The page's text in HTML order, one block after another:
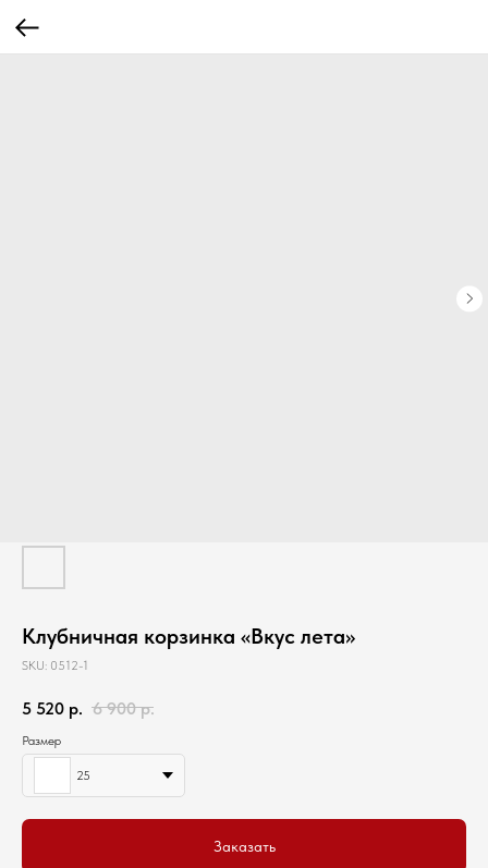
Клубничная корзинка «Вкус лета»
SKU: 0512-1
5 520 р. 6 900 р.
Размер
25
Заказать